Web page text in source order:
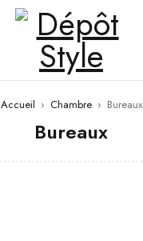
Accueil › Chambre › Bureaux
Bureaux